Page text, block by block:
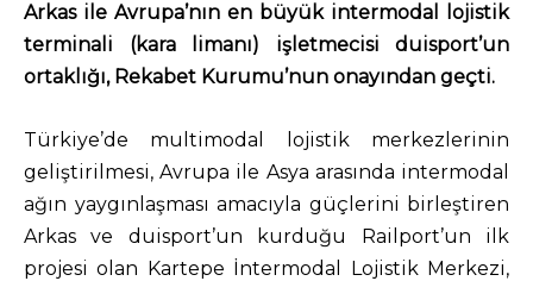
Arkas ile Avrupa’nın en büyük intermodal lojistik
terminali (kara limanı) işletmecisi duisport’un
ortaklığı, Rekabet Kurumu’nun onayından geçti.
Türkiye’de multimodal lojistik merkezlerinin
geliştirilmesi, Avrupa ile Asya arasında intermodal
ağın yaygınlaşması amacıyla güçlerini birleştiren
Arkas ve duisport’un kurduğu Railport’un ilk
projesi olan Kartepe İntermodal Lojistik Merkezi,